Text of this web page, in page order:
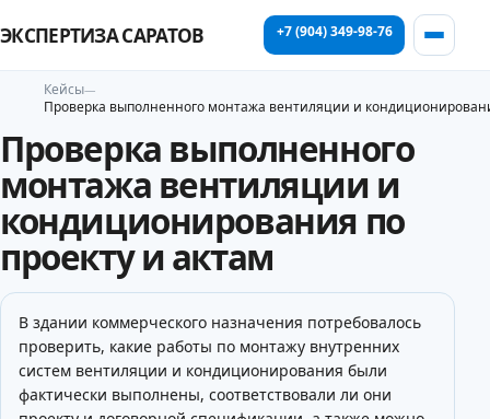
ЭКСПЕРТИЗА САРАТОВ +7 (904) 349-98-76
Кейсы
Проверка выполненного монтажа вентиляции и
Проверка выполненного
монтажа вентиляции и
кондиционирования по
проекту и актам
В здании коммерческого назначения потребовалось
проверить, какие работы по монтажу внутренних
систем вентиляции и кондиционирования были
фактически выполнены, соответствовали ли они